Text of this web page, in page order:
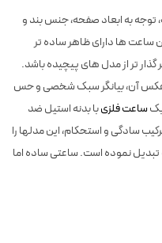
توجه به ابعاد صفحه، جنس بند و
ساعت ها دارای ظاهر ساده تر
گذار تر از مدل های پیچیده باشد.
عکس آن، بیانگر سبک شخصی و حس
ساعت فلزیبا بدنه استیل ضد
سادگی و استحکام، این مدلها را
تبدیل نموده است. ساعتی ساده اما